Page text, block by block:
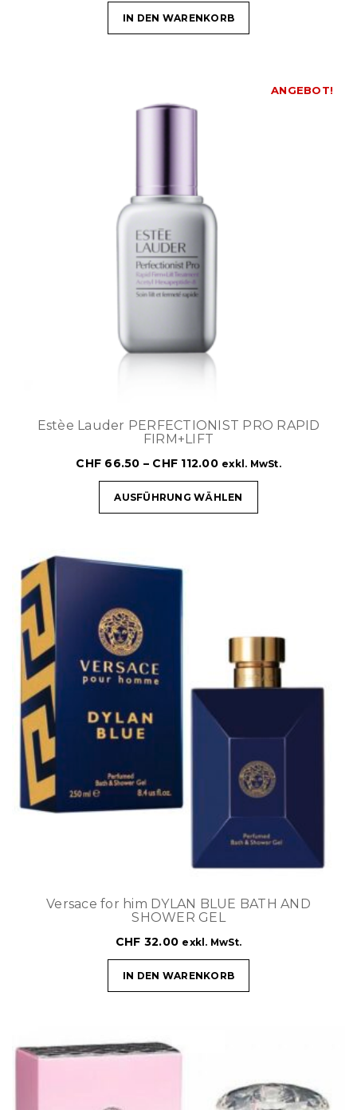
IN DEN WARENKORB
ANGEBOT!
Estèe Lauder PERFECTIONIST PRO RAPID
FIRM+LIFT
CHF 66.50 – CHF 112.00 exkl. MwSt.
AUSFÜHRUNG WÄHLEN
Versace for him DYLAN BLUE BATH AND
SHOWER GEL
CHF 32.00 exkl. MwSt.
IN DEN WARENKORB